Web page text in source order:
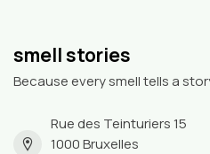
smell stories
Because every smell tells a
Rue des Teinturiers 15
1000 Bruxelles